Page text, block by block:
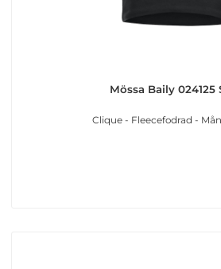
Mössa Baily 024125
Clique - Fleecefodrad -